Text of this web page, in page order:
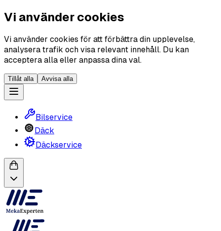
Vi använder cookies
Vi använder cookies för att förbättra din upplevelse,
analysera trafik och visa relevant innehåll. Du kan
acceptera alla eller anpassa dina val.
Tillåt alla Avvisa alla
Bilservice
Däck
Däckservice